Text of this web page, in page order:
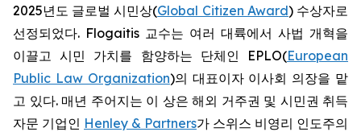
2025년도 글로벌 시민상(Global Citizen Award) 수상자로
선정되었다. Flogaitis 교수는 여러 대륙에서 사법 개혁을
이끌고 시민 가치를 함양하는 단체인 EPLO(European
Public Law Organization)의 대표이자 이사회 의장을 맡
고 있다. 매년 주어지는 이 상은 해외 거주권 및 시민권 취득
자문 기업인 Henley & Partners가 스위스 비영리 인도주의